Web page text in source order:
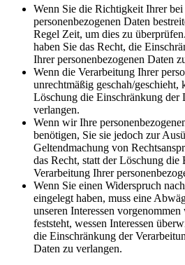
Wenn Sie die Richtigkeit Ihrer bei
personenbezogenen Daten
Regel Zeit, um dies zu
haben Sie das Recht, die
Ihrer personenbezogenen Daten
Wenn die Verarbeitung Ihrer
unrechtmäßig geschah/geschieht,
Löschung die Einschränkung der
verlangen.
Wenn wir Ihre
benötigen, Sie sie jedoch zur
Geltendmachung von
das Recht, statt der Löschung die
Verarbeitung Ihrer
Wenn Sie einen Widerspruch
eingelegt haben, muss eine
unseren Interessen
feststeht, wessen Interessen
die Einschränkung der
Daten zu verlangen.